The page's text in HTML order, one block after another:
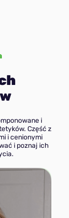
i
Część z
i cenionymi
i poznaj ich